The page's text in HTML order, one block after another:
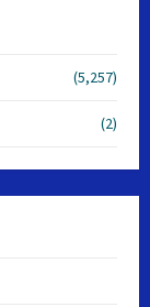
(5,257)
(2)